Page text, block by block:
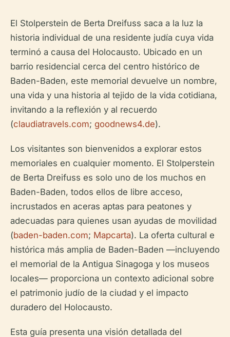
El Stolperstein de Berta Dreifuss saca a la luz la
historia individual de una residente judía cuya vida
terminó a causa del Holocausto. Ubicado en un
barrio residencial cerca del centro histórico de
Baden-Baden, este memorial devuelve un nombre,
una vida y una historia al tejido de la vida cotidiana,
invitando a la reflexión y al recuerdo
(claudiatravels.com; goodnews4.de).
Los visitantes son bienvenidos a explorar estos
memoriales en cualquier momento. El Stolperstein
de Berta Dreifuss es solo uno de los muchos en
Baden-Baden, todos ellos de libre acceso,
incrustados en aceras aptas para peatones y
adecuadas para quienes usan ayudas de movilidad
(baden-baden.com; Mapcarta). La oferta cultural e
histórica más amplia de Baden-Baden —incluyendo
el memorial de la Antigua Sinagoga y los museos
locales— proporciona un contexto adicional sobre
el patrimonio judío de la ciudad y el impacto
duradero del Holocausto.
Esta guía presenta una visión detallada del